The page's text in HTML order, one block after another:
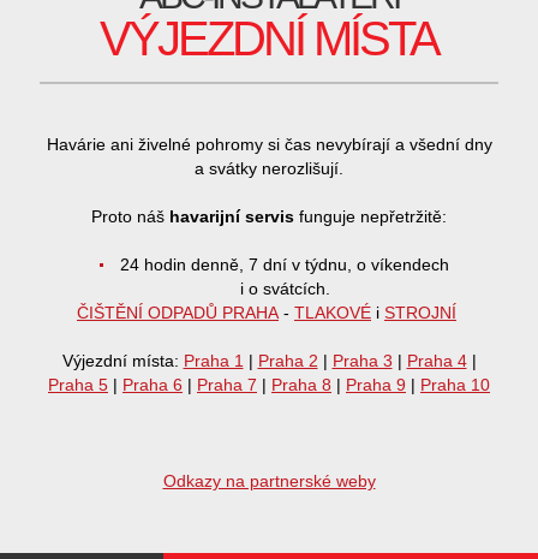
VÝJEZDNÍ MÍSTA
Havárie ani živelné pohromy si čas nevybírají a všední dny
a svátky nerozlišují.
Proto náš havarijní servis funguje nepřetržitě:
24 hodin denně, 7 dní v týdnu, o víkendech
i o svátcích.
ČIŠTĚNÍ ODPADŮ PRAHA - TLAKOVÉ i STROJNÍ
Výjezdní místa: Praha 1 | Praha 2 | Praha 3 | Praha 4|
Praha 5 | Praha 6 | Praha 7 | Praha 8 | Praha 9 | Praha 10
Odkazy na partnerské weby